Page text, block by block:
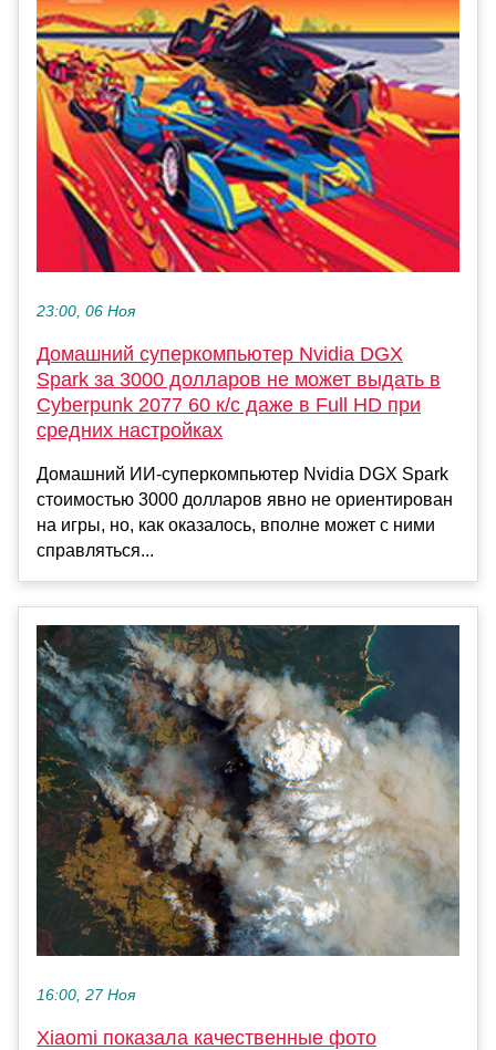
23:00, 06 Ноя
Домашний суперкомпьютер Nvidia DGX
Spark за 3000 долларов не может выдать в
Cyberpunk 2077 60 к/с даже в Full HD при
средних настройках
Домашний ИИ-суперкомпьютер Nvidia DGX Spark
стоимостью 3000 долларов явно не ориентирован
на игры, но, как оказалось, вполне может с ними
справляться...
16:00, 27 Ноя
Xiaomi показала качественные фото